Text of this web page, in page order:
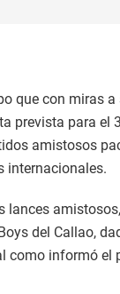
que con miras
prevista para el
amistosos
internacionales.
lances
del Callao,
como informó el